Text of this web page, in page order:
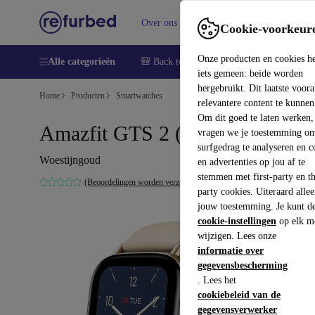
Cookie-
Onze producten en cookies
iets gemeen: beide worden
hergebruikt. Dit laatste
relevantere content te
Om dit goed te laten werken,
vragen we je toestemming
surfgedrag te analyseren en
en advertenties op jou af te
stemmen met first-party en
party cookies. Uiteraard
jouw toestemming. Je kunt
cookie-instellingen op elk
wijzigen. Lees onze
informatie over
gegevensbescherming
. Lees het
cookiebeleid van de
gegevensverwerker
Over ons Verkopen Support
Alle categorieën 🎒 Back to school Smartphones
Home Producten Smartwatches
Amazfit GTS 2 (2020)
Woestijngoud
(Beoordelingen worden verzameld)